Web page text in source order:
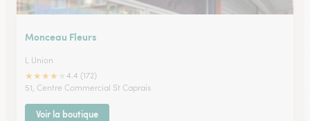
Monceau Fleurs
L Union
★★★★
4.4 (172)
51, Centre Commercial St Caprais
Voir la boutique